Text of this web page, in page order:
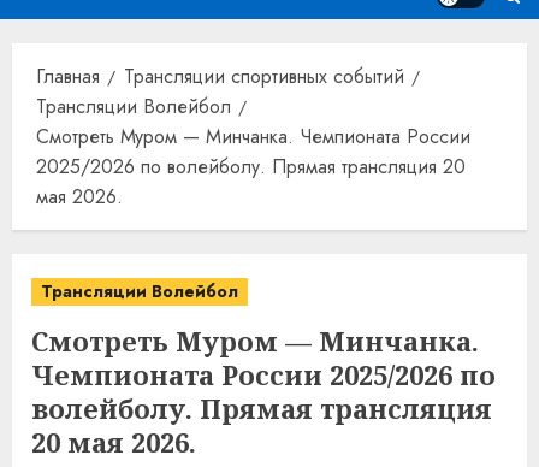
Главная
Трансляции спортивных событий
Трансляции Волейбол
Смотреть Муром — Минчанка. Чемпионата России
2025/2026 по волейболу. Прямая трансляция 20
мая 2026.
Трансляции Волейбол
Смотреть Муром — Минчанка.
Чемпионата России 2025/2026 по
волейболу. Прямая трансляция
20 мая 2026.